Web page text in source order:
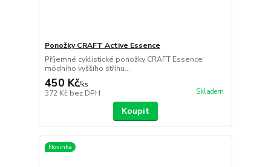
Ponožky CRAFT Active Essence
Příjemné cyklistické ponožky CRAFT Essence
módního vyššího střihu...
450 Kč/ks
372 Kč bez DPH Skladem
Koupit
Novinka